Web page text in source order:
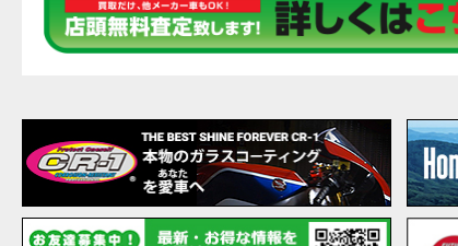
EVENT
MOVIE
MOVIE
MOVIE
MOVIE
MOVIE